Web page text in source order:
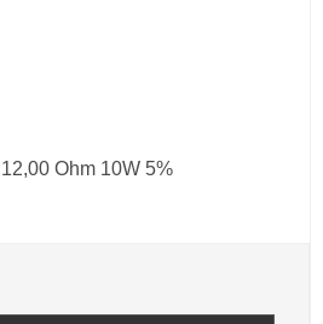
Ohm 10W 5%